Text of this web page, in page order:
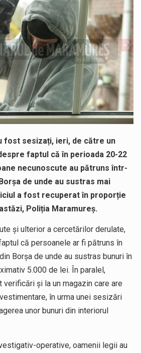
Fostul deputat si primar Cătălin Cherecheș a fost invitat la Horia Nasra Show unde a sustinut o dezbatere pe teme…
Pompierii militari si un echipaj SMURD au intervenit in aceasta dimineata la degajarea unei persoane care a fost găsită spânzurată…
Liceul Ucrainean „Taras Șevcenko” din Sighetu Marmației, singurul liceu din România cu predare în limba ucraineană, are potențialul de a-și…
Proiectul pentru reconstrucția definitivă a podului peste râul Săsar din Baia Mare avansează într-o nouă etapă concretă. După asigurarea finanțării…
fost sesizați, ieri, de către un
faptul că în perioada 20-22
necunoscute au pătruns într-
de unde au sustras mai
a fost recuperat în proporție
Poliția Maramureș.
și ulterior a cercetărilor derulate,
că persoanele ar fi pătruns în
Borșa de unde au sustras bunuri în
5.000 de lei. În paralel,
și la un magazin care are
în urma unei sesizări
unor bunuri din interiorul
operative, oamenii legii au